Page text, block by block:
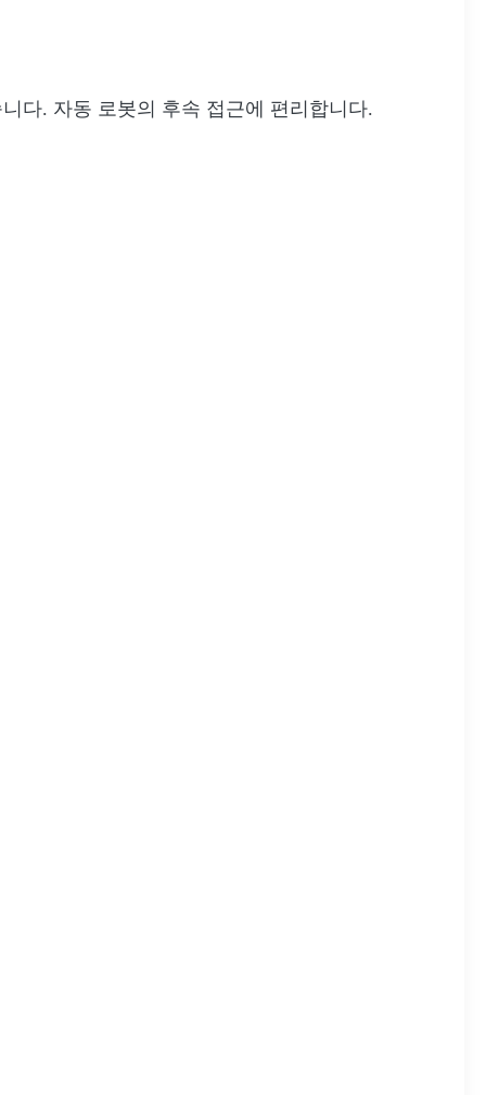
다. 자동 로봇의 후속 접근에 편리합니다.